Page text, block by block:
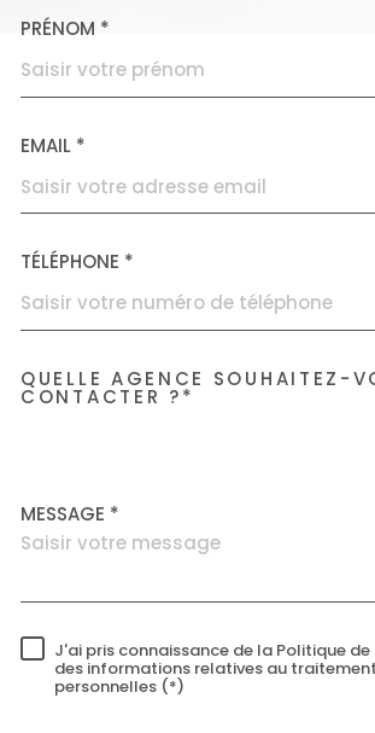
PRÉNOM *
EMAIL *
TÉLÉPHONE *
QUELLE AGENCE SOUHAITEZ-
CONTACTER ?*
MESSAGE *
RÈGLEMENTATION
J'ai pris connaissance de la Politique
des informations relatives au
personnelles (*)